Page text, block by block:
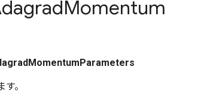
Momentum
。